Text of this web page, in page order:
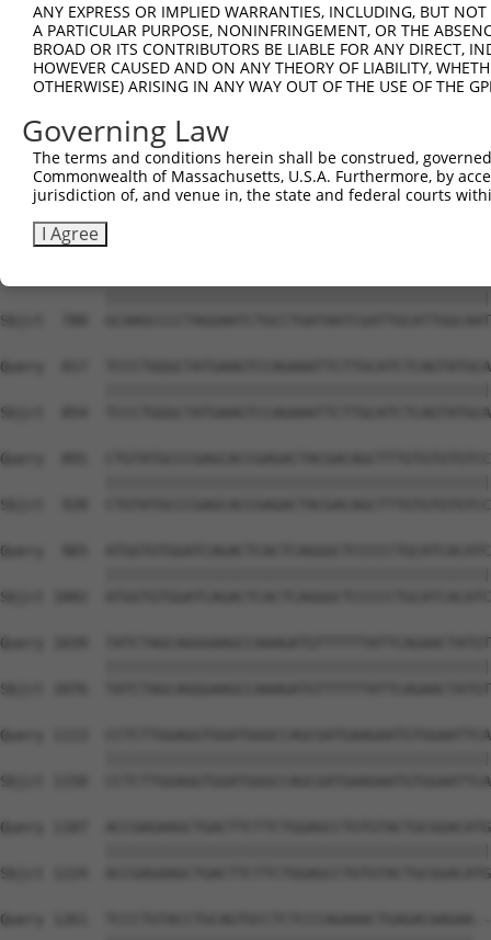
ANY EXPRESS OR IMPLIED WARRANTIES, INCLUDING, BUT
A PARTICULAR PURPOSE, NONINFRINGEMENT, OR THE
BROAD OR ITS CONTRIBUTORS BE LIABLE FOR ANY DIRECT,
HOWEVER CAUSED AND ON ANY THEORY OF LIABILITY,
OTHERWISE) ARISING IN ANY WAY OUT OF THE USE OF THE
Governing Law
The terms and conditions herein shall be construed,
Commonwealth of Massachusetts, U.S.A. Furthermore, by
jurisdiction of, and venue in, the state and federal courts
I Agree